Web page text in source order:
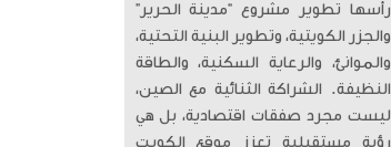
رأسها تطوير مشروع “مدينة الحرير”
والجزر الكويتية، وتطوير البنية التحتية،
والموانئ، والرعاية السكنية، والطاقة
النظيفة. الشراكة الثنائية مع الصين،
ليست مجرد صفقات اقتصادية، بل هي
رؤية مستقبلية تعزز موقع الكويت